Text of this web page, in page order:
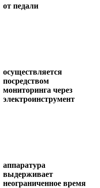
от педали
осуществляется
посредством
мониторинга через
электроинструмент
аппаратура
выдерживает
неограниченное время